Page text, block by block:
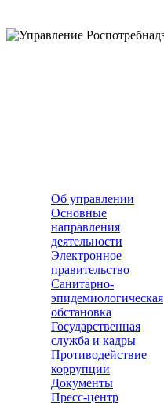
Об управлении
Основные
направления
деятельности
Электронное
правительство
Санитарно-
эпидемиологическая
обстановка
Государственная
служба и кадры
Противодействие
коррупции
Документы
Пресс-центр